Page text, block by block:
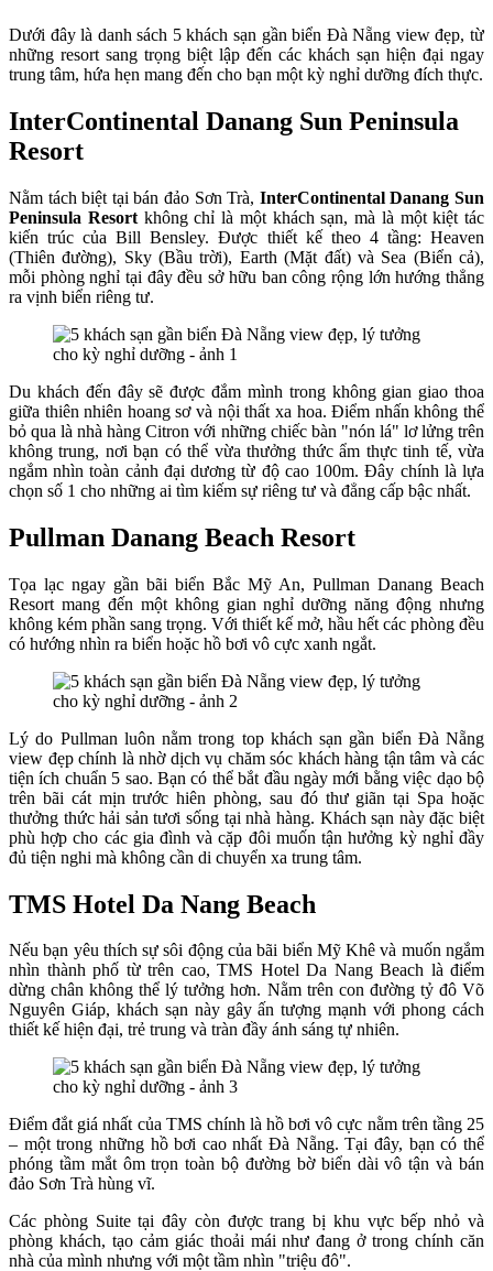
Dưới đây là danh sách 5 khách sạn gần biển Đà Nẵng view đẹp, từ
những resort sang trọng biệt lập đến các khách sạn hiện đại ngay
trung tâm, hứa hẹn mang đến cho bạn một kỳ nghỉ dưỡng đích thực.
InterContinental Danang Sun Peninsula
Resort
Nằm tách biệt tại bán đảo Sơn Trà, InterContinental Danang Sun
Peninsula Resortkhông chỉ là một khách sạn, mà là một kiệt tác
kiến trúc của Bill Bensley. Được thiết kế theo 4 tầng: Heaven
(Thiên đường), Sky (Bầu trời), Earth (Mặt đất) và Sea (Biển cả),
mỗi phòng nghỉ tại đây đều sở hữu ban công rộng lớn hướng thẳng
ra vịnh biển riêng tư.
Du khách đến đây sẽ được đắm mình trong không gian giao thoa
giữa thiên nhiên hoang sơ và nội thất xa hoa. Điểm nhấn không thể
bỏ qua là nhà hàng Citron với những chiếc bàn "nón lá" lơ lửng trên
không trung, nơi bạn có thể vừa thưởng thức ẩm thực tinh tế, vừa
ngắm nhìn toàn cảnh đại dương từ độ cao 100m. Đây chính là lựa
chọn số 1 cho những ai tìm kiếm sự riêng tư và đẳng cấp bậc nhất.
Pullman Danang Beach Resort
Tọa lạc ngay gần bãi biển Bắc Mỹ An, Pullman Danang Beach
Resort mang đến một không gian nghỉ dưỡng năng động nhưng
không kém phần sang trọng. Với thiết kế mở, hầu hết các phòng đều
có hướng nhìn ra biển hoặc hồ bơi vô cực xanh ngắt.
Lý do Pullman luôn nằm trong top khách sạn gần biển Đà Nẵng
view đẹp chính là nhờ dịch vụ chăm sóc khách hàng tận tâm và các
tiện ích chuẩn 5 sao. Bạn có thể bắt đầu ngày mới bằng việc dạo bộ
trên bãi cát mịn trước hiên phòng, sau đó thư giãn tại Spa hoặc
thưởng thức hải sản tươi sống tại nhà hàng. Khách sạn này đặc biệt
phù hợp cho các gia đình và cặp đôi muốn tận hưởng kỳ nghỉ đầy
đủ tiện nghi mà không cần di chuyển xa trung tâm.
TMS Hotel Da Nang Beach
Nếu bạn yêu thích sự sôi động của bãi biển Mỹ Khê và muốn ngắm
nhìn thành phố từ trên cao, TMS Hotel Da Nang Beach là điểm
dừng chân không thể lý tưởng hơn. Nằm trên con đường tỷ đô Võ
Nguyên Giáp, khách sạn này gây ấn tượng mạnh với phong cách
thiết kế hiện đại, trẻ trung và tràn đầy ánh sáng tự nhiên.
Điểm đắt giá nhất của TMS chính là hồ bơi vô cực nằm trên tầng 25
– một trong những hồ bơi cao nhất Đà Nẵng. Tại đây, bạn có thể
phóng tầm mắt ôm trọn toàn bộ đường bờ biển dài vô tận và bán
đảo Sơn Trà hùng vĩ.
Các phòng Suite tại đây còn được trang bị khu vực bếp nhỏ và
phòng khách, tạo cảm giác thoải mái như đang ở trong chính căn
nhà của mình nhưng với một tầm nhìn "triệu đô".